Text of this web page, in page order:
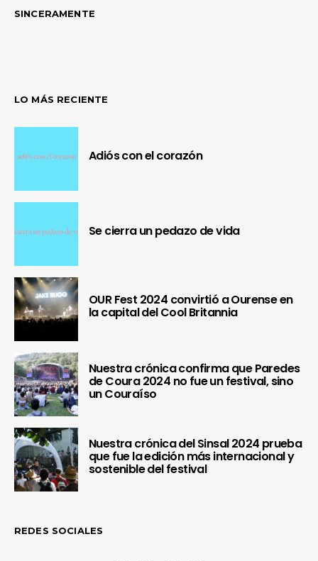
SINCERAMENTE
LO MÁS RECIENTE
Adiós con el corazón
Se cierra un pedazo de vida
OUR Fest 2024 convirtió a Ourense en
la capital del Cool Britannia
Nuestra crónica confirma que Paredes
de Coura 2024 no fue un festival, sino
un Couraíso
Nuestra crónica del Sinsal 2024 prueba
que fue la edición más internacional y
sostenible del festival
REDES SOCIALES